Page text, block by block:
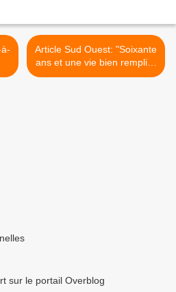
Article Sud Ouest: "Soixante
ans et une vie bien remplie"
>
sur le portail Overblog